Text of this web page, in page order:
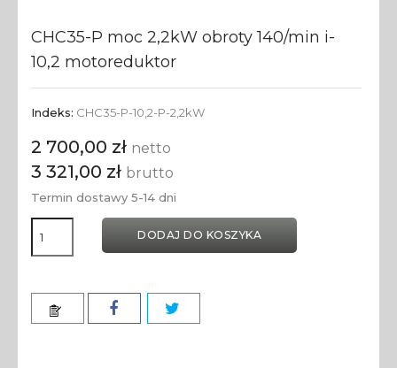
CHC35-P moc 2,2kW obroty 140/min i-
10,2 motoreduktor
Indeks: CHC35-P-10,2-P-2,2kW
2 700,00 zł netto
3 321,00 zł brutto
Termin dostawy 5-14 dni
DODAJ DO KOSZYKA